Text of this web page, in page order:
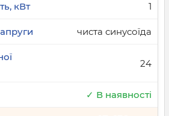
1
чиста синусоїда
24
✓ В наявності